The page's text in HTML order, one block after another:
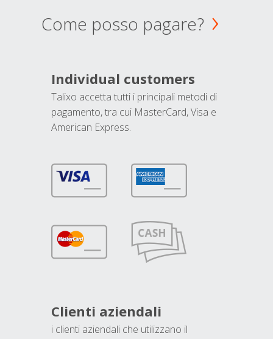
Come posso pagare?
Individual customers
Talixo accetta tutti i principali metodi di
pagamento, tra cui MasterCard, Visa e
American Express.
Clienti aziendali
i clienti aziendali che utilizzano il